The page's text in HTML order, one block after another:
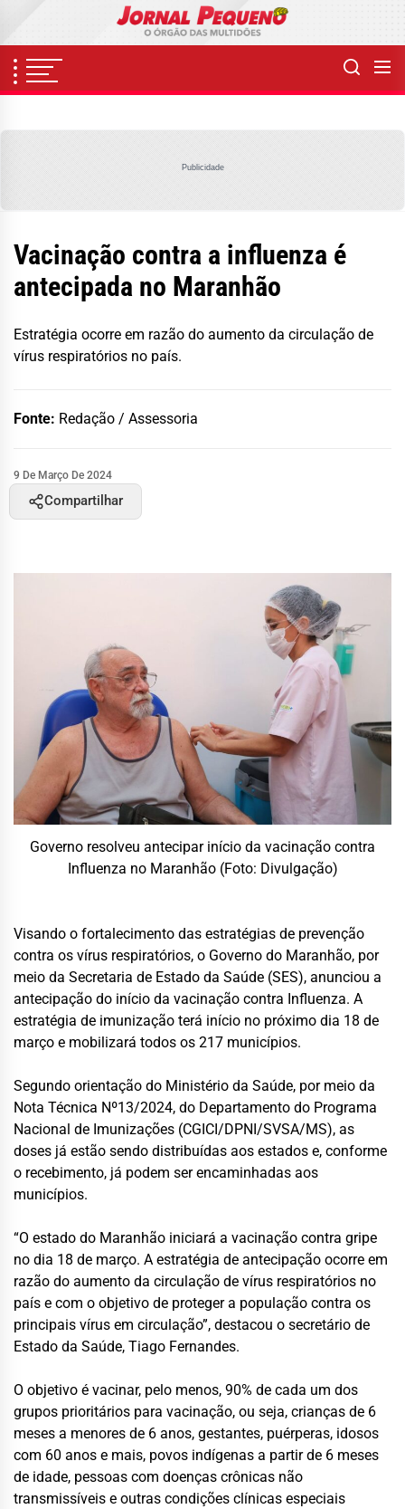
content
Publicidade
Vacinação contra a influenza é
antecipada no Maranhão
Estratégia ocorre em razão do aumento da circulação de
vírus respiratórios no país.
Fonte: Redação / Assessoria
9 De Março De 2024
Compartilhar
Governo resolveu antecipar início da vacinação contra
Influenza no Maranhão (Foto: Divulgação)
Visando o fortalecimento das estratégias de prevenção
contra os vírus respiratórios, o Governo do Maranhão, por
meio da Secretaria de Estado da Saúde (SES), anunciou a
antecipação do início da vacinação contra Influenza. A
estratégia de imunização terá início no próximo dia 18 de
março e mobilizará todos os 217 municípios.
Segundo orientação do Ministério da Saúde, por meio da
Nota Técnica Nº13/2024, do Departamento do Programa
Nacional de Imunizações (CGICI/DPNI/SVSA/MS), as
doses já estão sendo distribuídas aos estados e, conforme
o recebimento, já podem ser encaminhadas aos
municípios.
“O estado do Maranhão iniciará a vacinação contra gripe
no dia 18 de março. A estratégia de antecipação ocorre em
razão do aumento da circulação de vírus respiratórios no
país e com o objetivo de proteger a população contra os
principais vírus em circulação”, destacou o secretário de
Estado da Saúde, Tiago Fernandes.
O objetivo é vacinar, pelo menos, 90% de cada um dos
grupos prioritários para vacinação, ou seja, crianças de 6
meses a menores de 6 anos, gestantes, puérperas, idosos
com 60 anos e mais, povos indígenas a partir de 6 meses
de idade, pessoas com doenças crônicas não
transmissíveis e outras condições clínicas especiais